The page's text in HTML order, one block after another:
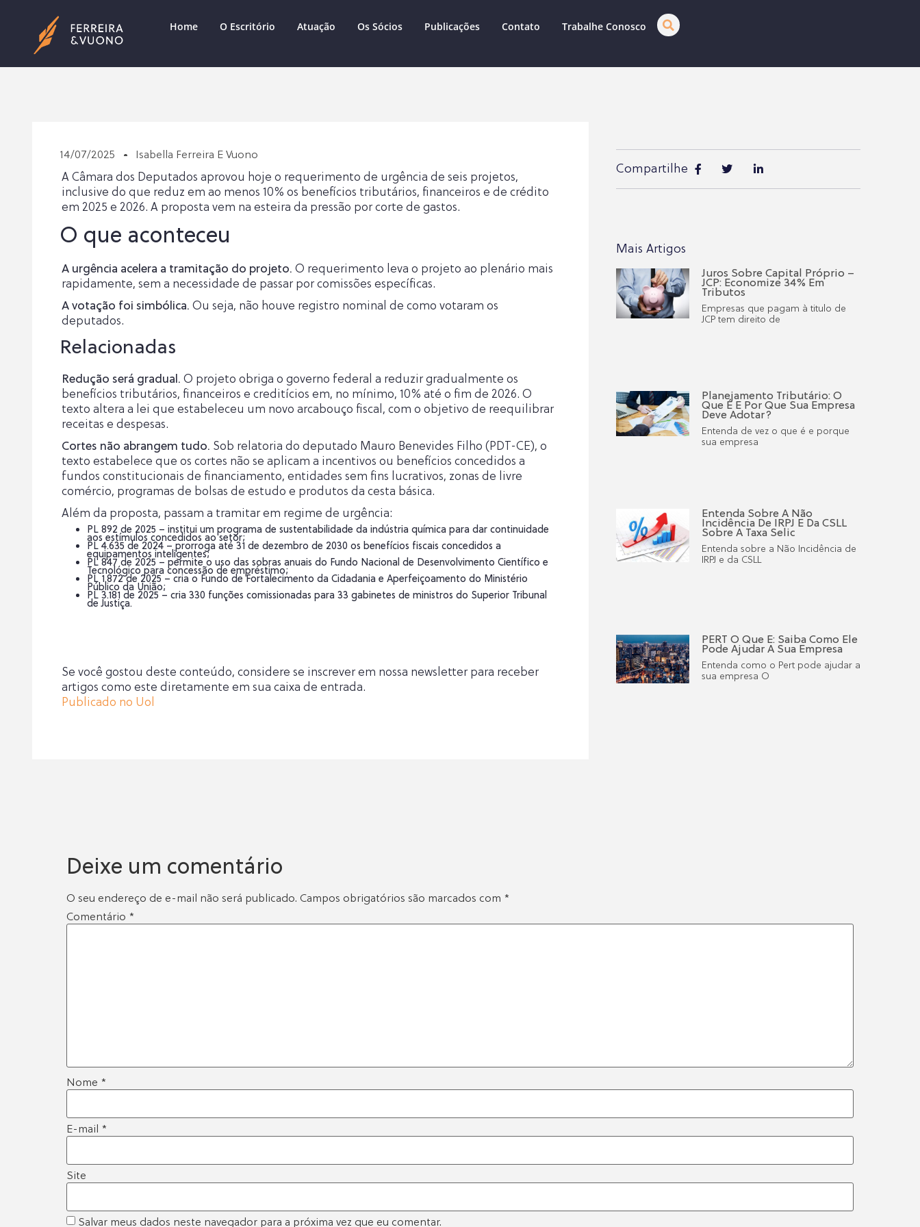
Home O Escritório Atuação Os Sócios Publicações Contato Trabalhe Conosco
14/07/2025 Isabella Ferreira E Vuono
A Câmara dos Deputados aprovou hoje o requerimento de urgência de seis projetos,
inclusive do que reduz em ao menos 10% os benefícios tributários, financeiros e de crédito
em 2025 e 2026. A proposta vem na esteira da pressão por corte de gastos.
O que aconteceu
A urgência acelera a tramitação do projeto. O requerimento leva o projeto ao plenário mais
rapidamente, sem a necessidade de passar por comissões específicas.
A votação foi simbólica. Ou seja, não houve registro nominal de como votaram os
deputados.
Relacionadas
Redução será gradual. O projeto obriga o governo federal a reduzir gradualmente os
benefícios tributários, financeiros e creditícios em, no mínimo, 10% até o fim de 2026. O
texto altera a lei que estabeleceu um novo arcabouço fiscal, com o objetivo de reequilibrar
receitas e despesas.
Cortes não abrangem tudo. Sob relatoria do deputado Mauro Benevides Filho (PDT-CE), o
texto estabelece que os cortes não se aplicam a incentivos ou benefícios concedidos a
fundos constitucionais de financiamento, entidades sem fins lucrativos, zonas de livre
comércio, programas de bolsas de estudo e produtos da cesta básica.
Além da proposta, passam a tramitar em regime de urgência:
PL 892 de 2025 – institui um programa de sustentabilidade da indústria química para dar continuidade
aos estímulos concedidos ao setor;
PL 4.635 de 2024 – prorroga até 31 de dezembro de 2030 os benefícios fiscais concedidos a
equipamentos inteligentes;
PL 847 de 2025 – permite o uso das sobras anuais do Fundo Nacional de Desenvolvimento Científico e
Tecnológico para concessão de empréstimo;
PL 1.872 de 2025 – cria o Fundo de Fortalecimento da Cidadania e Aperfeiçoamento do Ministério
Público da União;
PL 3.181 de 2025 – cria 330 funções comissionadas para 33 gabinetes de ministros do Superior Tribunal
de Justiça.
Se você gostou deste conteúdo, considere se inscrever em nossa newsletter para receber
artigos como este diretamente em sua caixa de entrada.
Publicado no Uol
Compartilhe
Mais Artigos
Juros Sobre Capital Próprio –
JCP: Economize 34% Em
Tributos
Empresas que pagam à titulo de
JCP tem direito de
Planejamento Tributário: O
Que É E Por Que Sua Empresa
Deve Adotar?
Entenda de vez o que é e porque
sua empresa
Entenda Sobre A Não
Incidência De IRPJ E Da CSLL
Sobre A Taxa Selic
Entenda sobre a Não Incidência de
IRPJ e da CSLL
PERT O Que É: Saiba Como Ele
Pode Ajudar A Sua Empresa
Entenda como o Pert pode ajudar a
sua empresa O
Deixe um comentário
O seu endereço de e-mail não será publicado. Campos obrigatórios são marcados com *
Comentário *
Nome *
E-mail *
Site
Salvar meus dados neste navegador para a próxima vez que eu comentar.